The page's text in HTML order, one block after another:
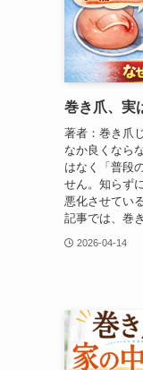
巻き爪、実
著者：巻き爪
なか良くなら
はなく「普段
せん。知らず
悪化させてい
記事では、巻
2026-04-14